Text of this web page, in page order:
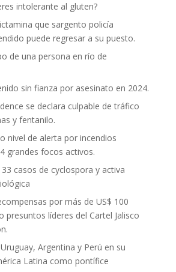
intolerante al gluten?
que sargento policía
puede regresar a su puesto.
de una persona en río de
sin fianza por asesinato en 2024.
se declara culpable de tráfico
y fentanilo.
nivel de alerta por incendios
grandes focos activos.
casos de cyclospora y activa
por más de US$ 100
presuntos líderes del Cartel Jalisco
Argentina y Perú en su
Latina como pontífice